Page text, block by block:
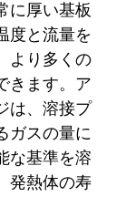
に厚い基板
度と流量を
より多くの
きます。ア
は、溶接プ
ガスの量に
な基準を溶
発熱体の寿